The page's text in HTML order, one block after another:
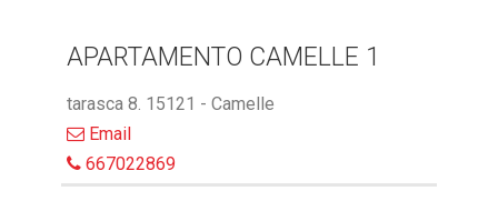
APARTAMENTO CAMELLE 1
tarasca 8. 15121 - Camelle
Email
667022869